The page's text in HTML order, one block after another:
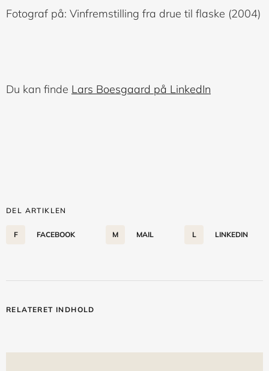
Fotograf på: Vinfremstilling fra drue til flaske (2004)
Du kan finde Lars Boesgaard på LinkedIn
DEL ARTIKLEN
F FACEBOOK M MAIL L LINKEDIN
RELATERET INDHOLD